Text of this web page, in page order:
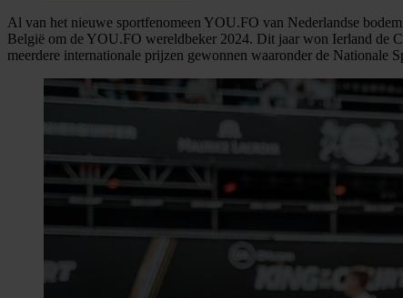
Al van het nieuwe sportfenomeen YOU.FO van Nederlandse
België om de YOU.FO wereldbeker 2024. Dit jaar won Ierland de
meerdere internationale prijzen gewonnen waaronder de Nationale